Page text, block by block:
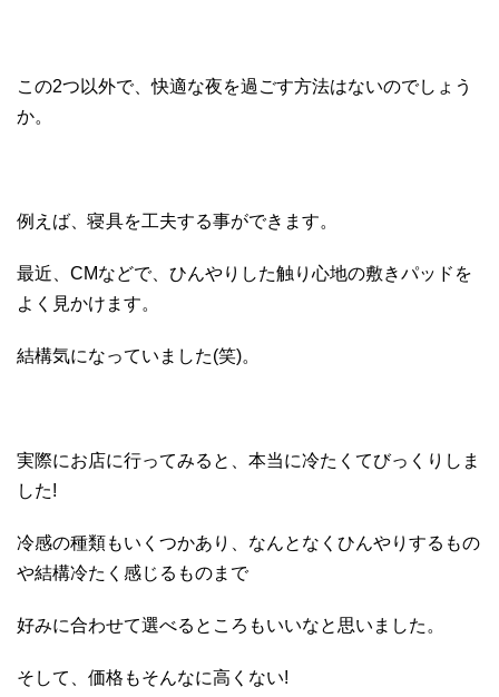
この2つ以外で、快適な夜を過ごす方法はないのでしょう
か。
例えば、寝具を工夫する事ができます。
最近、CMなどで、ひんやりした触り心地の敷きパッドを
よく見かけます。
結構気になっていました(笑)。
実際にお店に行ってみると、本当に冷たくてびっくりしま
した!
冷感の種類もいくつかあり、なんとなくひんやりするもの
や結構冷たく感じるものまで
好みに合わせて選べるところもいいなと思いました。
そして、価格もそんなに高くない!